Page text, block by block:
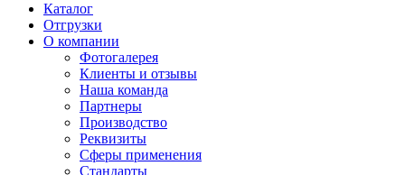
Каталог
Отгрузки
О компании
Фотогалерея
Клиенты и отзывы
Наша команда
Партнеры
Производство
Реквизиты
Сферы применения
Стандарты